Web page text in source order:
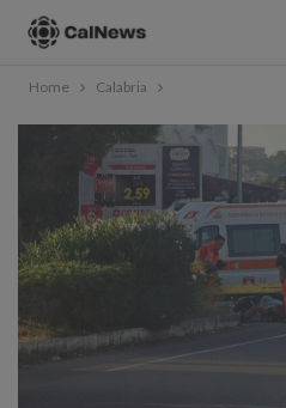
Home Calabria